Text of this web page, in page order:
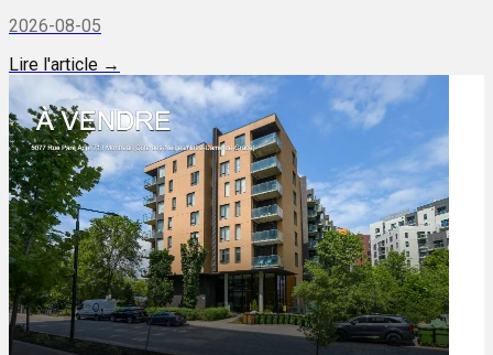
2026-08-05
Lire l'article →